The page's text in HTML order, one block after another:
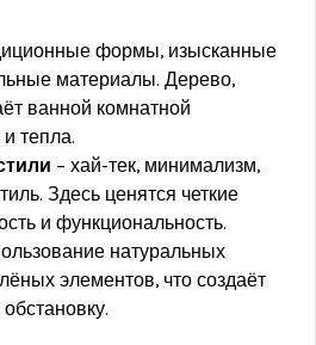
формы, изысканные
материалы. Дерево,
ванной комнатной
тепла.
– хай-тек, минимализм,
Здесь ценятся четкие
и функциональность.
натуральных
элементов, что создаёт